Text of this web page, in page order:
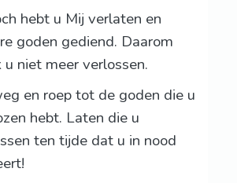
hebt u Mij verlaten en
goden gediend. Daarom
u niet meer verlossen.
en roep tot de goden die u
hebt. Laten die u
ten tijde dat u in nood